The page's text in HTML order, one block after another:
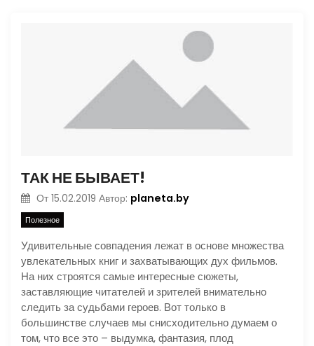
ТАК НЕ БЫВАЕТ!
От 15.02.2019 Автор: planeta.by
Полезное
Удивительные совпадения лежат в основе множества
увлекательных книг и захватывающих дух фильмов.
На них строятся самые интересные сюжеты,
заставляющие читателей и зрителей внимательно
следить за судьбами героев. Вот только в
большинстве случаев мы снисходительно думаем о
том, что все это – выдумка, фантазия, плод